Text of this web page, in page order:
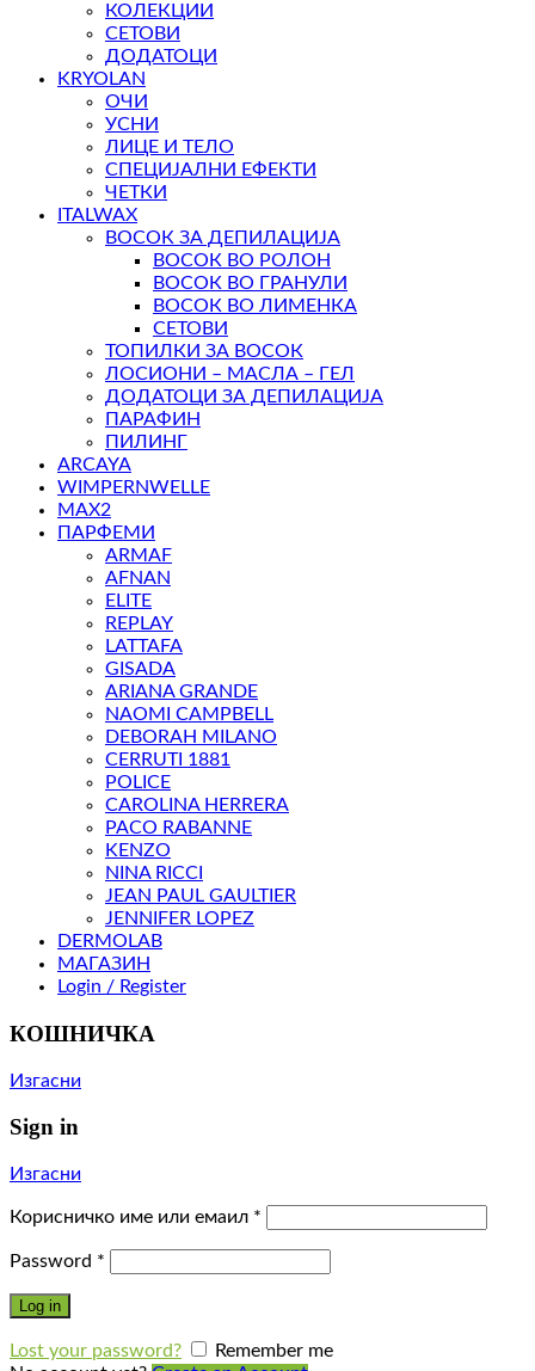
КОЛЕКЦИИ
СЕТОВИ
ДОДАТОЦИ
KRYOLAN
ОЧИ
УСНИ
ЛИЦЕ И ТЕЛО
СПЕЦИЈАЛНИ ЕФЕКТИ
ЧЕТКИ
ITALWAX
ВОСОК ЗА ДЕПИЛАЦИЈА
ВОСОК ВО РОЛОН
ВОСОК ВО ГРАНУЛИ
ВОСОК ВО ЛИМЕНКА
СЕТОВИ
ТОПИЛКИ ЗА ВОСОК
ЛОСИОНИ – МАСЛА – ГЕЛ
ДОДАТОЦИ ЗА ДЕПИЛАЦИЈА
ПАРАФИН
ПИЛИНГ
ARCAYA
WIMPERNWELLE
MAX2
ПАРФЕМИ
ARMAF
AFNAN
ELITE
REPLAY
LATTAFA
GISADA
ARIANA GRANDE
NAOMI CAMPBELL
DEBORAH MILANO
CERRUTI 1881
POLICE
CAROLINA HERRERA
PACO RABANNE
KENZO
NINA RICCI
JEAN PAUL GAULTIER
JENNIFER LOPEZ
DERMOLAB
МАГАЗИН
Login / Register
КОШНИЧКА
Изгасни
Sign in
Изгасни
Корисничко име или емаил *
Password *
Log in
Lost your password?
Remember me